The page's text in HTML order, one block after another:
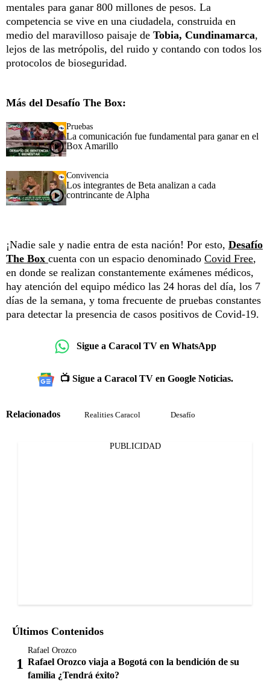
mentales para ganar 800 millones de pesos. La
competencia se vive en una ciudadela, construida en
medio del maravilloso paisaje de Tobia, Cundinamarca,
lejos de las metrópolis, del ruido y contando con todos los
protocolos de bioseguridad.
Más del Desafío The Box:
Pruebas
La comunicación fue fundamental para ganar en el
Box Amarillo
Convivencia
Los integrantes de Beta analizan a cada
contrincante de Alpha
¡Nadie sale y nadie entra de esta nación! Por esto, Desafío
The Box cuenta con un espacio denominado Covid Free,
en donde se realizan constantemente exámenes médicos,
hay atención del equipo médico las 24 horas del día, los 7
días de la semana, y toma frecuente de pruebas constantes
para detectar la presencia de casos positivos de Covid-19.
Sigue a Caracol TV en WhatsApp
📺 Sigue a Caracol TV en Google Noticias.
Relacionados Realities Caracol Desafío
PUBLICIDAD
Últimos Contenidos
Rafael Orozco
Rafael Orozco viaja a Bogotá con la bendición de su
familia ¿Tendrá éxito?